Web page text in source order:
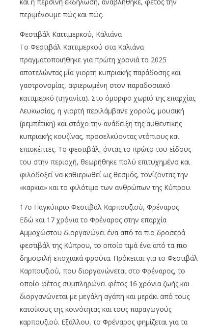
περιμένουμε πώς και πώς.
Φεστιβάλ Καττιμερκού, Καλιάνα
Το Φεστιβάλ Καττιμερκού στα Καλιάνα
πραγματοποιήθηκε για πρώτη χρονιά το 2025
αποτελώντας μία γιορτή κυπριακής παράδοσης και
γαστρονομίας, αφιερωμένη στον παραδοσιακό
καττιμερκό (τηγανίτα). Στο όμορφο χωριό της επαρχίας
Λευκωσίας, η γιορτή περιλάμβανε χορούς, μουσική
(ρεμπέτικη) και στόχο την ανάδειξη της αυθεντικής
κυπριακής κουζίνας, προσελκύοντας ντόπιους και
επισκέπτες. Το φεστιβάλ, όντας το πρώτο του είδους
του στην περιοχή, θεωρήθηκε πολύ επιτυχημένο και
φιλοδοξεί να καθιερωθεί ως θεσμός, τονίζοντας την
«καρκιά» και το φιλότιμο των ανθρώπων της Κύπρου.
17ο Παγκύπριο Φεστιβάλ Καρπουζιού, Φρέναρος
Εδώ και 17 χρόνια το Φρέναρος στην επαρχία
Αμμοχώστου διοργανώνει ένα από τα πιο δροσερά
φεστιβάλ της Κύπρου, το οποίο τιμά ένα από τα πιο
δημοφιλή εποχιακά φρούτα. Πρόκειται για το Φεστιβάλ
Καρπουζιού, που διοργανώνεται στο Φρέναρος, το
οποίο φέτος συμπληρώνει φέτος 16 χρόνια ζωής και
διοργανώνεται με μεγάλη αγάπη και μεράκι από τους
κατοίκους της κοινότητας και τους παραγωγούς
καρπουζιού. Εξάλλου, το Φρέναρος φημίζεται για τα